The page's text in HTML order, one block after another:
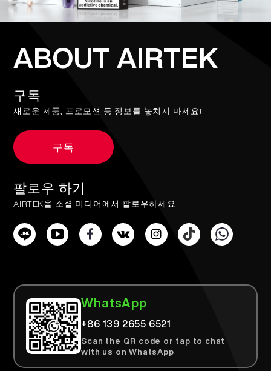
ABOUT AIRTEK
구독
새로운 제품, 프로모션 등 정보를 놓치지 마세요!
구독
팔로우 하기
AIRTEK을 소셜 미디어에서 팔로우하세요.
WhatsApp
+86 139 2655 6521
Scan the QR code or tap to chat
with us on WhatsApp